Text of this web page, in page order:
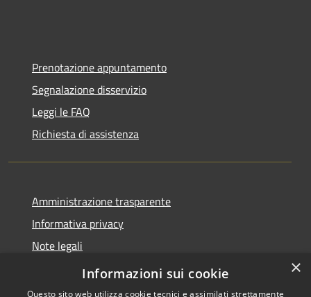
Prenotazione appuntamento
Segnalazione disservizio
Leggi le FAQ
Richiesta di assistenza
Amministrazione trasparente
Informativa privacy
Note legali
Dichiarazione di accessibilità
×
Informazioni sui cookie
Questo sito web utilizza cookie tecnici e assimilati strettamente